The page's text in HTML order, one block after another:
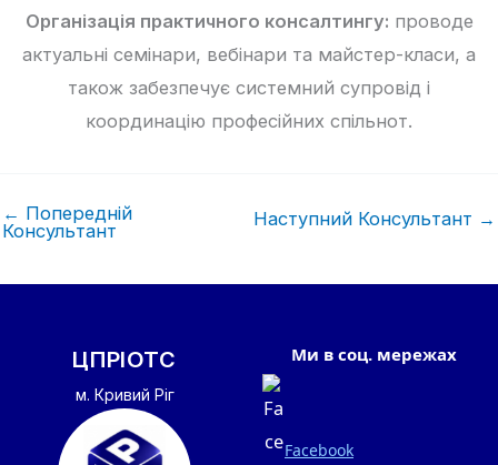
Організація практичного консалтингу: проводе
актуальні семінари, вебінари та майстер-класи, а
також забезпечує системний супровід і
координацію професійних спільнот.
← Попередній
Консультант
Наступний Консультант →
ЦПРІОТС
м. Кривий Ріг
Ми в соц. мережах
Facebook